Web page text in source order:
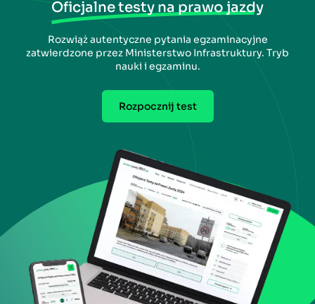
Oficjalne testy na prawo jazdy
Rozwiąż autentyczne pytania egzaminacyjne
zatwierdzone przez Ministerstwo Infrastruktury. Tryb
nauki i egzaminu.
Rozpocznij test